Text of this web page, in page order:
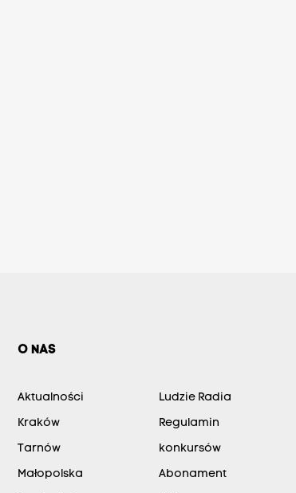
O NAS
Aktualności
Kraków
Tarnów
Małopolska
Ludzie Radia
Regulamin
konkursów
Abonament